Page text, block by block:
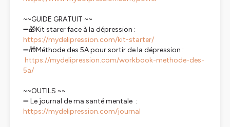
~~GUIDE GRATUIT ~~
➖🎁Kit starer face à la dépression :
https://mydelipression.com/kit-starter/
➖🎁Méthode des 5A pour sortir de la dépression :
https://mydelipression.com/workbook-methode-des-
5a/
~~OUTILS ~~
➖ Le journal de ma santé mentale :
https://mydelipression.com/journal